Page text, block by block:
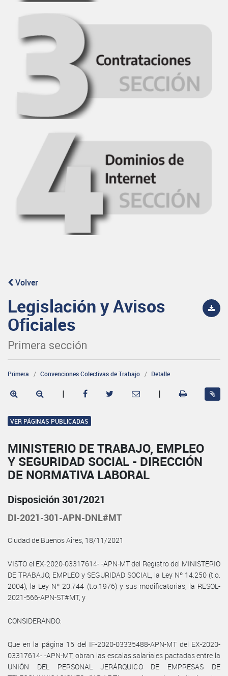
Volver
Legislación y Avisos
Oficiales
Primera sección
Primera Convenciones Colectivas de Trabajo Detalle
| |
VER PÁGINAS PUBLICADAS
MINISTERIO DE TRABAJO, EMPLEO
Y SEGURIDAD SOCIAL - DIRECCIÓN
DE NORMATIVA LABORAL
Disposición 301/2021
DI-2021-301-APN-DNL#MT
Ciudad de Buenos Aires, 18/11/2021
VISTO el EX-2020-03317614- -APN-MT del Registro del MINISTERIO
DE TRABAJO, EMPLEO y SEGURIDAD SOCIAL, la Ley Nº 14.250 (t.o.
2004), la Ley Nº 20.744 (t.o.1976) y sus modificatorias, la RESOL-
2021-566-APN-ST#MT, y
CONSIDERANDO:
Que en la página 15 del IF-2020-03335488-APN-MT del EX-2020-
03317614- -APN-MT, obran las escalas salariales pactadas entre la
UNIÓN DEL PERSONAL JERÁRQUICO DE EMPRESAS DE